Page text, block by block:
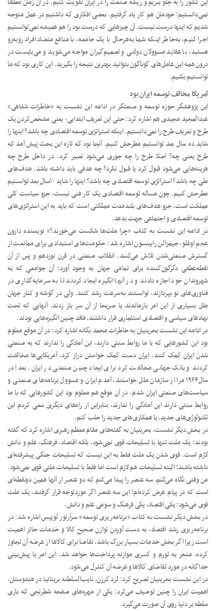
نمی‌دانستیم؛ خودمان هم کار یاد گرفتیم. بعضی افکاری که داشتیم در عمل متوجه
شدیم که اینها درست نیست. آن چیزهایی که درست بود را هم همیشه نمی‌توانستیم
اجرا کنیم، به‌خاطر اینکه شما به‌هرحال با یک جامعه، با منافع متضاد افراد روبه‌رو
هستید، با عقاید مسوولان دولتی و تصمیم‌گیران مواجه می‌شوید و می‌بایست در
درون همه این عامل‌های گوناگون بتوانید بهترین نتیجه را بگیرید. این کاری بود که ما
توانستیم بکنیم.
آمریکا مخالف توسعه ایران بود
این پژوهشگر حوزه توسعه و صنعتگر در ادامه این نشست به «خاطرات شفاهی»
عبدالمجید مجیدی هم اشاره کرد: حتی این تعریف ابتدایی- یعنی مشخص‌کردن یک
طرح و تعریف طرح را نمی‌دانستیم. اینکه استراتژی توسعه اقتصادی چه باشد؟ اینها را
شاید ده سال بعد توانستیم مطرحش کنیم. آنجا بود که تازه این بحث پیش آمد که
طرح یعنی چه؟ اصلا طرح را چه جوری می‌شود تعبیر کرد. در داخل طرح چه
هزینه‌هایی می‌شود قبول کرد یا قبول نکرد؟ چه هدفی باید داشته باشد. هدف‌های
ملی چه باشد؟ استراتژی توسعه اقتصادی چه باشد؟ اینها را شاید ۱۰سال بعد توانستیم
مطرحش کنیم. چون مساله توسعه اقتصادی یک کار فنی نیست، جزو سیاست کلی
مملکت است، جزو هدف‌های بلندمدت مملکتی است که باید به این استراتژی‌های
توسعه اقتصادی و اجتماعی جهت بدهد.
در ادامه این نشست به کتاب «چرا ملت‌ها شکست می‌خورند؟» نویسنده دارون
عجم اوغلو، جیمزالن رابینسون اشاره شد: حکومت‌های استبدادی برای ممانعت از
گسترش صنعتی‌شدن تلاش می‌کنند. انقلاب صنعتی در قرن نوزدهم و پس‌ از آن
نقطه‌عطفی دگرگون‌کننده برای تمامی جهان به وجود آورد: آن جوامعی که به
شهروندان خود اجازه دادند و در آنها انگیزه ایجاد کردند تا به سرمایه‌گذاری در
فناوری‌های نو بپردازند، توانستند به‌سرعت رشد کنند. ولی در گوشه و کنار جهان
ملل بسیاری از این امر بازماندند یا صریحا از آن سر باز زدند. آنهایی که تحت
نهادهای سیاسی و اقتصادی استثماری قرار داشتند، فاقد چنین انگیزه‌هایی بودند.
در ادامه این نشست بحرینیان به خاطرات محمد یگانه اشاره کرد: در آن موقع معلوم
بود این کشورهایی که با ما روابط سنتی دارند، این آمادگی را ندارند که به صنعتی
شدن ایران کمک کنند. ایران دست کمک خواستن دراز کرد، آمریکایی‌ها مخالفت
کردند و بانک جهانی مخالفت کرد برای ایجاد چنین صنعتی در ایران. بعدا در
سال‌۱۹۶۴ مرا از سازمان ملل خواستند، آمدم ایران و مسوول برنامه‌های صنعتی و
سیاست‌های صنعتی ایران شدم. در آن موقع هم معلوم بود این کشورهایی که با ما
روابط سنتی دارند این آمادگی را ندارند، بنابراین از راه‌های دیگری سعی کردم این
تکنولوژی‌های جدید، یا همکاری‌های جدید را جلب کنم.
در بخش دیگر نشست، بحرینیان به گفته‌های مقام معظم رهبری اشاره کرد که گفته
بودند: یک ملت تنها با تسلیحات قوی نمی‌شود، بلکه اقتصاد، فرهنگ، علم و دانش
لازم است. قوی شدن یک ملت فقط به این نیست که تسلیحات جنگی پیشرفته‌ای
داشته باشند؛ البته تسلیحات هم لازم است اما فقط با تسلیحات ملتی قوی نمی‌شود.
من وقتی نگاه می‌کنم، سه عنصر را پیدا می‌کنم که دو عنصر از آنها همین دونقطه‌ای
است که در پیام عرض کرده‌ام؛ این سه عنصر اگر موردتوجه قرار گرفتند، یک ملت
قوی می‌شود: یکی اقتصاد، یکی فرهنگ و سومی علم و دانش.
در بخش دیگر نشست به کتاب «برنامه‌ریزی توسعه» سرآرتور لوییس اشاره شد: در
برنامه‌ریزی رشد اقتصاد، به دست آوردن توازن صحیح کالا و خدمات حائز اهمیت
است زیرا اگر بخش خدمات بسیار بزرگ باشد، تقاضا برای کالاها از عرضه آن تجاوز
کرده، منجر به تورم و کسری موازنه پرداخت‌ها خواهد شد. این امر با پیش‌بینی
جداگانه در مورد تقاضای کالاها و عرضه آن کنترل می‌شود.
در این نشست بحرینیان تصریح کرد: لرد کرزن، نایب‌السلطنه بریتانیا در هندوستان،
اهمیت ایران را چنین توصیف می‌کرد: یکی از مهره‌های صفحه شطرنجی که بازی
سلطه بر دنیا روی آن صورت می‌گیرد.